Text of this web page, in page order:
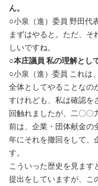
ん。
○小泉（進）委員 野田代
まずはやると。ただ、
しいですね。
○本庄議員 私の理解とし
○小泉（進）委員 これは
全体としてやることなの
すけれども、私は確認を
回触れましたが、二〇〇
前は、企業・団体献金の
年にそれを撤回をして、
す。
こういった歴史を見ま
提出をしていますが、こ